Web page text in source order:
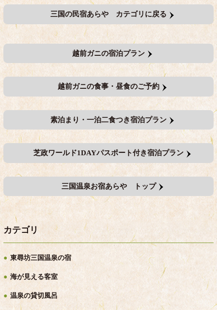
三国の民宿あらや カテゴリに戻る
越前ガニの宿泊プラン
越前ガニの食事・昼食のご予約
素泊まり・一泊二食つき宿泊プラン
芝政ワールド1DAYパスポート付き宿泊プラン
三国温泉お宿あらや トップ
カテゴリ
東尋坊三国温泉の宿
海が見える客室
温泉の貸切風呂